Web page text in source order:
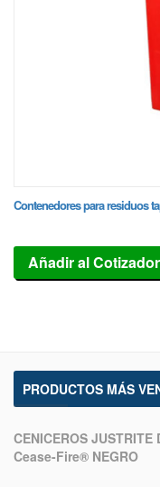
Contenedores para residuos
Añadir al Cotizador
PRODUCTOS MÁS
CENICEROS JUSTRITE
Cease-Fire® NEGRO